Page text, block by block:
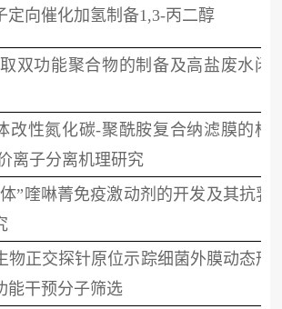
定向催化加氢制备1,3-丙二醇
双功能聚合物的制备及高盐废水闭
改性氮化碳-聚酰胺复合纳滤膜的构
离子分离机理研究
”喹啉菁免疫激动剂的开发及其抗乳
物正交探针原位示踪细菌外膜动态形
能干预分子筛选